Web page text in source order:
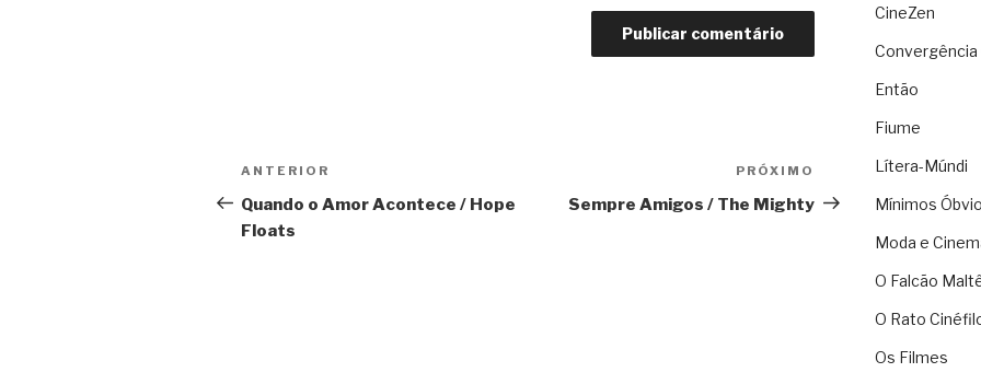
Navegação
de
Post
Anterior
ANTERIOR
Quando o Amor Acontece / Hope
Floats
Próximo
PRÓXIMO
Sempre Amigos / The Mighty
CineZen
Convergência
Então
Fiume
Lítera-Múndi
Mínimos
Moda e
O Falcão
O Rato
Os Filmes